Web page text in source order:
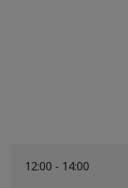
12:00 - 14:00